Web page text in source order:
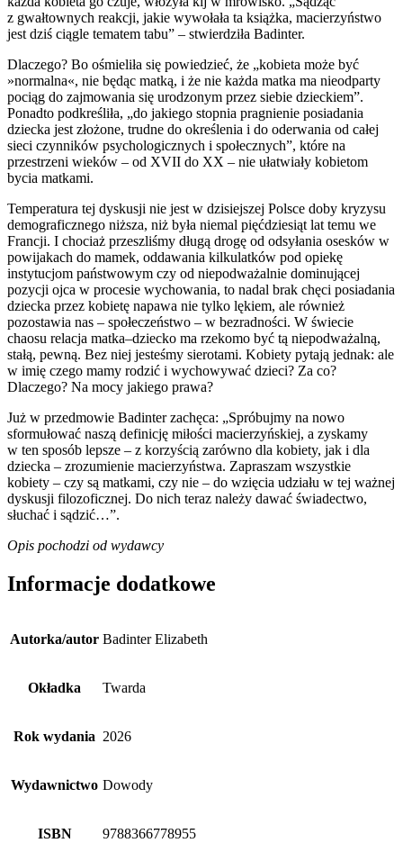
z gwałtownych reakcji, jakie wywołała ta książka, macierzyństwo
jest dziś ciągle tematem tabu” – stwierdziła Badinter.
Dlaczego? Bo ośmieliła się powiedzieć, że „kobieta może być
»normalna«, nie będąc matką, i że nie każda matka ma nieodparty
pociąg do zajmowania się urodzonym przez siebie dzieckiem”.
Ponadto podkreśliła, „do jakiego stopnia pragnienie posiadania
dziecka jest złożone, trudne do określenia i do oderwania od całej
sieci czynników psychologicznych i społecznych”, które na
przestrzeni wieków – od XVII do XX – nie ułatwiały kobietom
bycia matkami.
Temperatura tej dyskusji nie jest w dzisiejszej Polsce doby kryzysu
demograficznego niższa, niż była niemal pięćdziesiąt lat temu we
Francji. I chociaż przeszliśmy długą drogę od odsyłania osesków w
powijakach do mamek, oddawania kilkulatków pod opiekę
instytucjom państwowym czy od niepodważalnie dominującej
pozycji ojca w procesie wychowania, to nadal brak chęci posiadania
dziecka przez kobietę napawa nie tylko lękiem, ale również
pozostawia nas – społeczeństwo – w bezradności. W świecie
chaosu relacja matka–dziecko ma rzekomo być tą niepodważalną,
stałą, pewną. Bez niej jesteśmy sierotami. Kobiety pytają jednak: ale
w imię czego mamy rodzić i wychowywać dzieci? Za co?
Dlaczego? Na mocy jakiego prawa?
Już w przedmowie Badinter zachęca: „Spróbujmy na nowo
sformułować naszą definicję miłości macierzyńskiej, a zyskamy
w ten sposób lepsze – z korzyścią zarówno dla kobiety, jak i dla
dziecka – zrozumienie macierzyństwa. Zapraszam wszystkie
kobiety – czy są matkami, czy nie – do wzięcia udziału w tej ważnej
dyskusji filozoficznej. Do nich teraz należy dawać świadectwo,
słuchać i sądzić…”.
Opis pochodzi od wydawcy
Informacje dodatkowe
Autorka/autor Badinter Elizabeth
Okładka Twarda
Rok wydania 2026
Wydawnictwo Dowody
ISBN 9788366778955